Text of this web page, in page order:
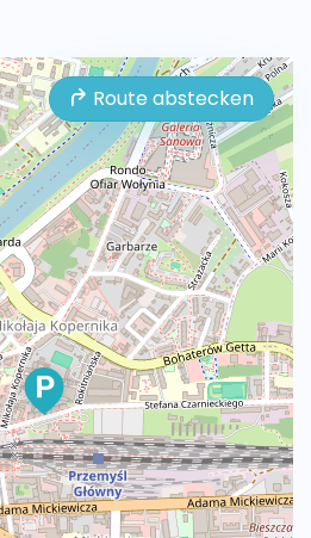
Route abstecken